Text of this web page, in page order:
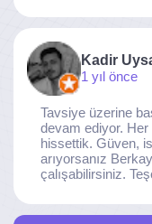
Kadir
1 yıl önce
Tavsiye üzerine
devam ediyor. Her
hissettik. Güven,
arıyorsanız
çalışabilirsiniz.